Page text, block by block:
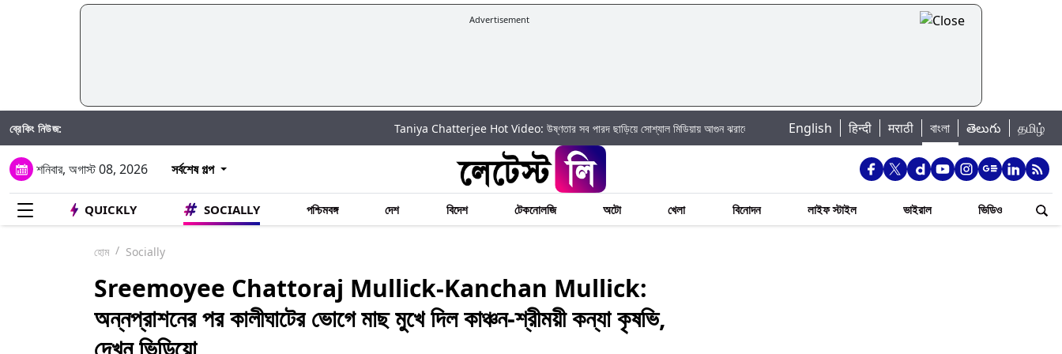
Advertisement
ব্রেকিং নিউজ: Taniya Chatterjee Hot Video: উষ্ণতার সব পারদ ছাড়িয়ে সোশ্যাল মিডিয়ায় আগুন ঝরালেন তানিয়া চ্যাটার্জি Jannat Toha Hot Video: জান্নাত তোহার নতুন ইনস্টা পোস্ট দেখে হৃদয়
English हिन्दी मराठी বাংলা తెలుగు தமிழ்
শনিবার, অগাস্ট 08, 2026 সর্বশেষ গল্প
QUICKLY SOCIALLY পশ্চিমবঙ্গ দেশ বিদেশ টেকনোলজি অটো খেলা বিনোদন লাইফ স্টাইল ভাইরাল ভিডিও
হোম Socially
Sreemoyee Chattoraj Mullick-Kanchan Mullick:
অন্নপ্রাশনের পর কালীঘাটের ভোগে মাছ মুখে দিল কাঞ্চন-শ্রীময়ী কন্যা কৃষভি,